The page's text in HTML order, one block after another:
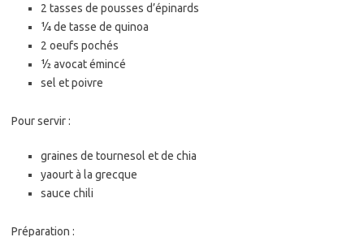
2 tasses de pousses d’épinards
¼ de tasse de quinoa
2 oeufs pochés
½ avocat émincé
sel et poivre
Pour servir :
graines de tournesol et de chia
yaourt à la grecque
sauce chili
Préparation :